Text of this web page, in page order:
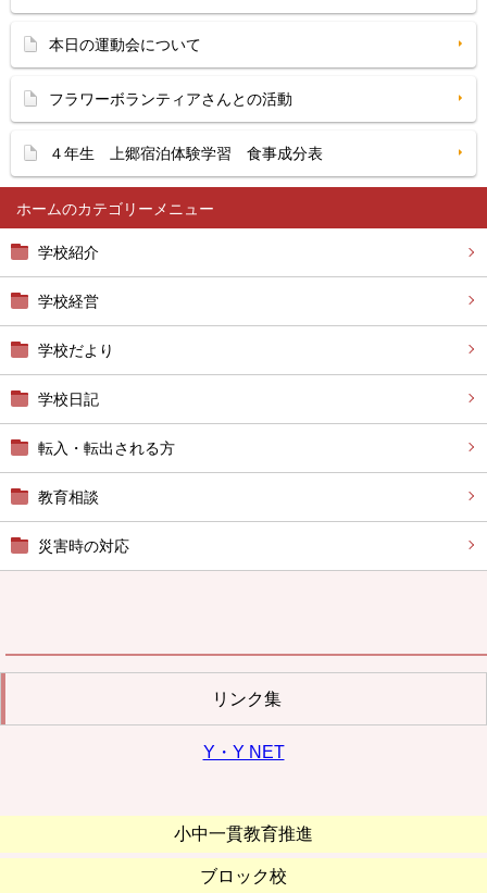
ホーム
学校紹介
学校経営
学校だより
学校日記
転入・転出される方
教育相談
災害時の対応
リンク集
Y・Y NET
小中一貫教育推進
ブロック校
本日の運動会について
フラワーボランティアさんとの活動
４年生 上郷宿泊体験学習 食事成分表